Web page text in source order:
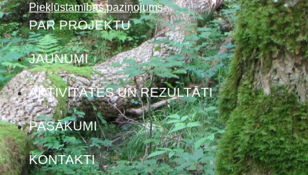
Piekļūstamības paziņojums
PAR PROJEKTU
JAUNUMI
AKTIVITĀTES UN REZULTĀTI
PASĀKUMI
KONTAKTI